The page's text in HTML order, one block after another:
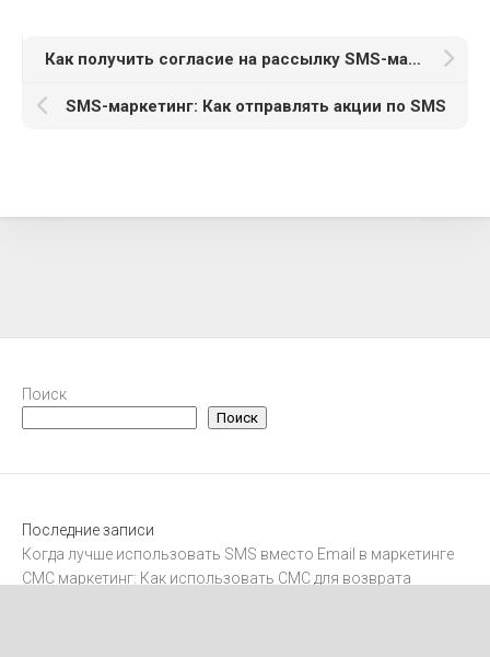
Как получить согласие на рассылку SMS-маркетинга
SMS-маркетинг: Как отправлять акции по SMS
Поиск
Поиск
Последние записи
Когда лучше использовать SMS вместо Email в маркетинге
СМС маркетинг: Как использовать СМС для возврата